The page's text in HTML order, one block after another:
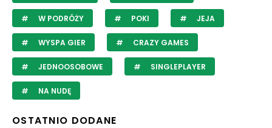
W PODRÓŻY POKI JEJA
WYSPA GIER CRAZY GAMES
JEDNOOSOBOWE SINGLEPLAYER
NA NUDĘ
OSTATNIO DODANE